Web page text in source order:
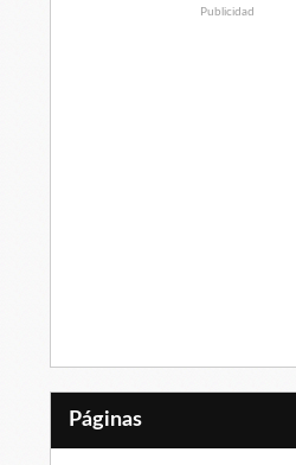
Publicidad
Páginas